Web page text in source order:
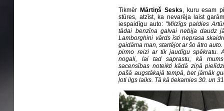
Tikmēr Mārtiņš Sesks, kuru esam
stūres, atzīst, ka nevarēja laist
iespaidīgu auto: ''Milzīgs paldies
tādai benzīna galvai nebija daudz
Lamborghini vārds īsti neprasa
gaidāma man, startējot ar šo ātro
pirmo reizi ar tik jaudīgu spēkratu.
nogali, lai tad saprastu, kā
sacensības noteikti kādā ziņā
pašā augstākajā tempā, bet jāmāk
ļoti ilgs laiks. Tā kā tiekamies 30. un